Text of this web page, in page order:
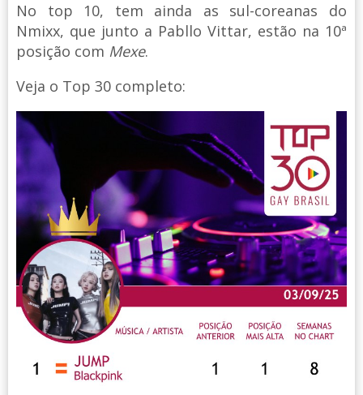
No top 10, tem ainda as sul-coreanas do
Nmixx, que junto a Pabllo Vittar, estão na 10ª
posição com Mexe.
Veja o Top 30 completo: